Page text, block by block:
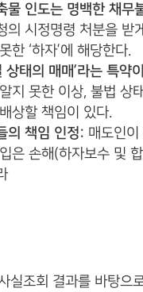
물 인도는 명백한 채무
의 시정명령 처분을 받
한 ‘하자’에 해당한다.
상태의 매매’라는 특약
지 못한 이상, 불법 상
상할 책임이 있다.
의 책임 인정: 매도인
은 손해(하자보수 및
실조회 결과를 바탕으